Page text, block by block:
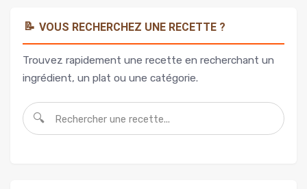
📝 VOUS RECHERCHEZ UNE RECETTE ?
Trouvez rapidement une recette en recherchant un
ingrédient, un plat ou une catégorie.
🔍